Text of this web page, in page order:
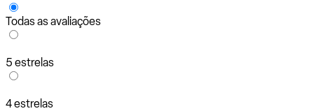
Todas as avaliações
5 estrelas
4 estrelas